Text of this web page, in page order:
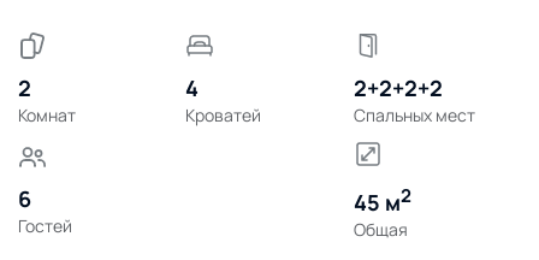
2
Комнат
4
Кроватей
2+2+2+2
Спальных мест
6
Гостей
45 м2
Общая